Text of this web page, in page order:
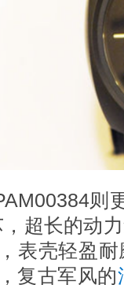
则更
超长的动
表壳轻盈
复古军风的